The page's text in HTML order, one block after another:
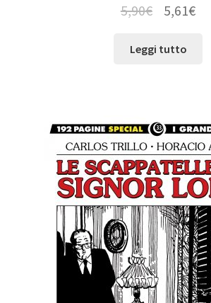
5,90€ 5,61€
Leggi tutto